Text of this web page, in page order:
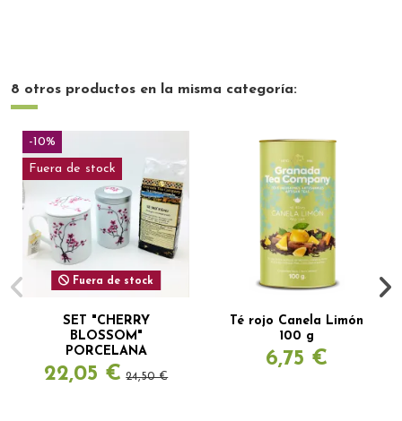
8 otros productos en la misma categoría:
-10%
Fuera de stock
Fuera de stock
SET "CHERRY
BLOSSOM"
PORCELANA
22,05 € 24,50 €
Té rojo Canela Limón
100 g
6,75 €